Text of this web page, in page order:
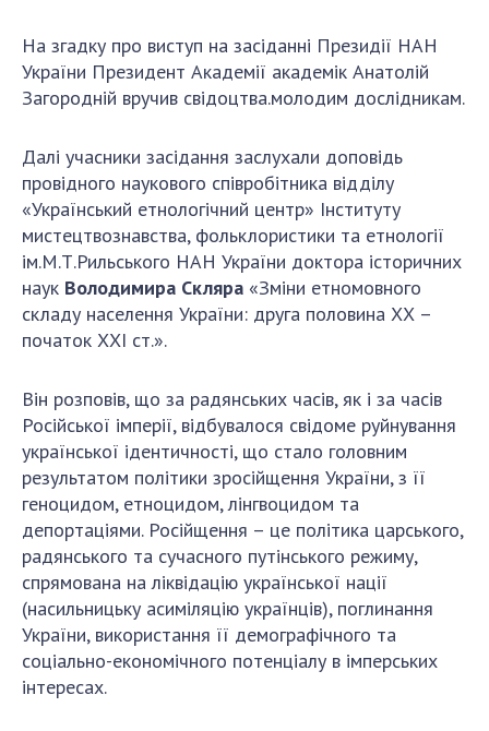
На згадку про виступ на засіданні Президії НАН
України Президент Академії академік Анатолій
Загородній вручив свідоцтва.молодим дослідникам.
Далі учасники засідання заслухали доповідь
провідного наукового співробітника відділу
«Український етнологічний центр» Інституту
мистецтвознавства, фольклористики та етнології
ім.М.Т.Рильського НАН України доктора історичних
наук Володимира Скляра «Зміни етномовного
складу населення України: друга половина ХХ –
початок ХХІ ст.».
Він розповів, що за радянських часів, як і за часів
Російської імперії, відбувалося свідоме руйнування
української ідентичності, що стало головним
результатом політики зросійщення України, з її
геноцидом, етноцидом, лінгвоцидом та
депортаціями. Російщення – це політика царського,
радянського та сучасного путінського режиму,
спрямована на ліквідацію української нації
(насильницьку асиміляцію українців), поглинання
України, використання її демографічного та
соціально-економічного потенціалу в імперських
інтересах.